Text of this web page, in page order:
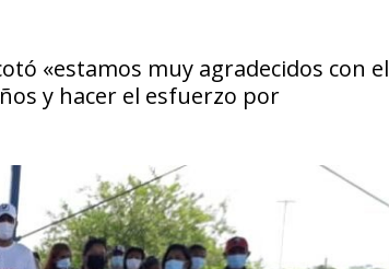
«estamos muy agradecidos con el
y hacer el esfuerzo por